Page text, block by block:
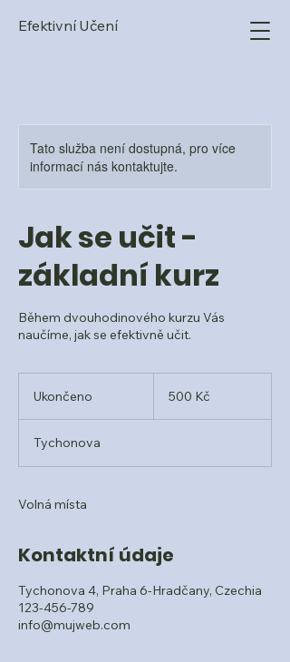
Efektivní Učení
Tato služba není dostupná, pro více
informací nás kontaktujte.
Jak se učit -
základní kurz
Během dvouhodinového kurzu Vás
naučíme, jak se efektivně učit.
Ukončeno
n
č
korun500 Kč
Tychonova
Volná místa
Kontaktní údaje
Tychonova 4, Praha 6-Hradčany, Czechia
123-456-789
info@mujweb.com